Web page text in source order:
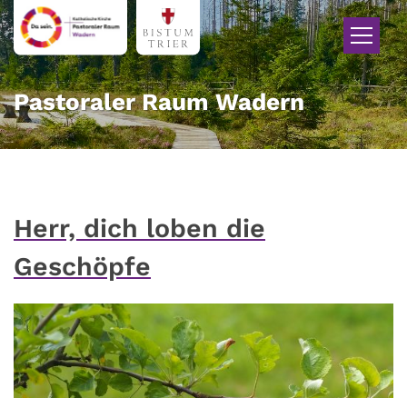
Zum Inhalt springen
Pastoraler Raum Wadern
Herr, dich loben die
Geschöpfe